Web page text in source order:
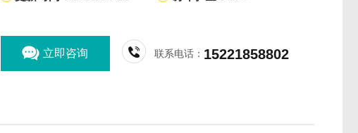
立即咨询 联系电话： 15221858802